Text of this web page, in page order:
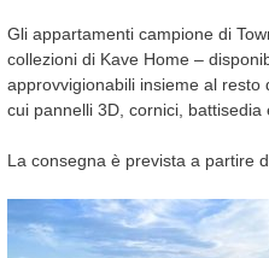
Gli appartamenti campione di
collezioni di Kave Home –
approvvigionabili insieme al resto
cui pannelli 3D, cornici, battisedia
La consegna è prevista a partire